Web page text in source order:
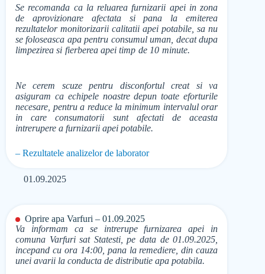
Se recomanda ca la reluarea furnizarii apei in zona
de aprovizionare afectata si pana la emiterea
rezultatelor monitorizarii calitatii apei potabile, sa nu
se foloseasca apa pentru consumul uman, decat dupa
limpezirea si fierberea apei timp de 10 minute.
Ne cerem scuze pentru disconfortul creat si va
asiguram ca echipele noastre depun toate eforturile
necesare, pentru a reduce la minimum intervalul orar
in care consumatorii sunt afectati de aceasta
intrerupere a furnizarii apei potabile.
– Rezultatele analizelor de laborator
01.09.2025
Oprire apa Varfuri – 01.09.2025
Va informam ca se intrerupe furnizarea apei in
comuna Varfuri sat Statesti, pe data de 01.09.2025,
incepand cu ora 14:00, pana la remediere, din cauza
unei avarii la conducta de distributie apa potabila.